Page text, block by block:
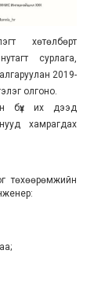
хөтөлбөрт
сурлага,
2019-
олгоно.
бүх их дээд
хамрагдах
төхөөрөмжийн